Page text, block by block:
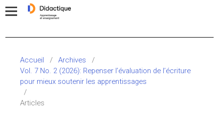
Accueil / Archives
/
Vol. 7 No. 2 (2026): Repenser l’évaluation de l’écriture
pour mieux soutenir les apprentissages
/
Articles